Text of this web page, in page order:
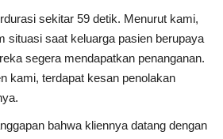
sekitar 59 detik. Menurut kami,
situasi saat keluarga pasien berupaya
segera mendapatkan penanganan.
kami, terdapat kesan penolakan
bahwa kliennya datang dengan